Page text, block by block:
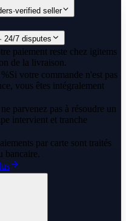
·verified seller
24/7 disputes
paiement reste chez igitems
de la livraison.
Si votre commande n'est pas
vous êtes intégralement
parvenez pas à résoudre un
intervient et tranche
par carte sont traités
bancaire.